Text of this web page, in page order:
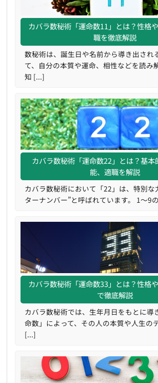
カバラ数秘術「運命数11」とは？性格
職を徹底解説
数秘術は、誕生日や名前から導き出され
て、自分の本質や運命、相性などを読み
知 [...]
カバラ数秘術「運命数22」とは？基本
能、適職を解説
カバラ数秘術において「22」は、特別な
ターナンバー”と呼ばれています。 1～9
カバラ数秘術「運命数33」とは？性格
で徹底解説
カバラ数秘術では、生年月日をもとに導
命数」によって、その人の本質や人生の
[...]